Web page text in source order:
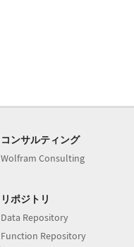
コンサルティング
Wolfram Consulting
リポジトリ
Data Repository
Function Repository